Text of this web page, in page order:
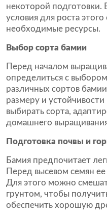
некоторой подготовки.
условия для роста
необходимые ресурсы.
Выбор сорта бамии
Перед началом
определиться с
различных сортов
размеру и
выбирать сорта,
домашнего
Подготовка почвы и
Бамия предпочитает
Перед высевом семян
Для этого можно
грунтом, чтобы
обеспечить хорошую